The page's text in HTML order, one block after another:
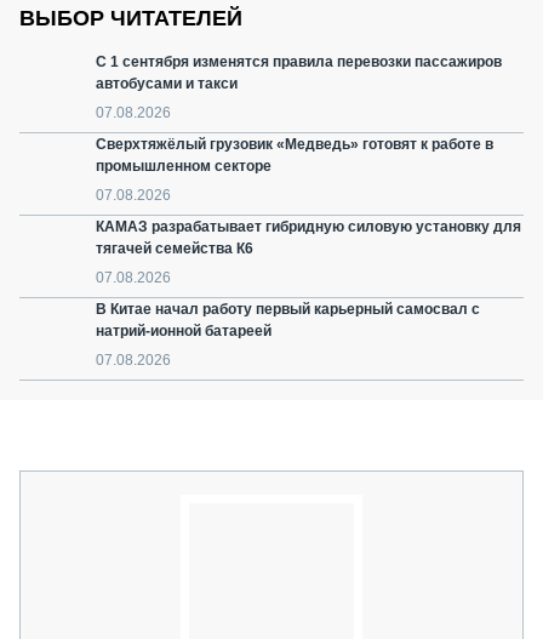
ВЫБОР ЧИТАТЕЛЕЙ
С 1 сентября изменятся правила перевозки пассажиров
автобусами и такси
07.08.2026
Сверхтяжёлый грузовик «Медведь» готовят к работе в
промышленном секторе
07.08.2026
КАМАЗ разрабатывает гибридную силовую установку для
тягачей семейства К6
07.08.2026
В Китае начал работу первый карьерный самосвал с
натрий-ионной батареей
07.08.2026